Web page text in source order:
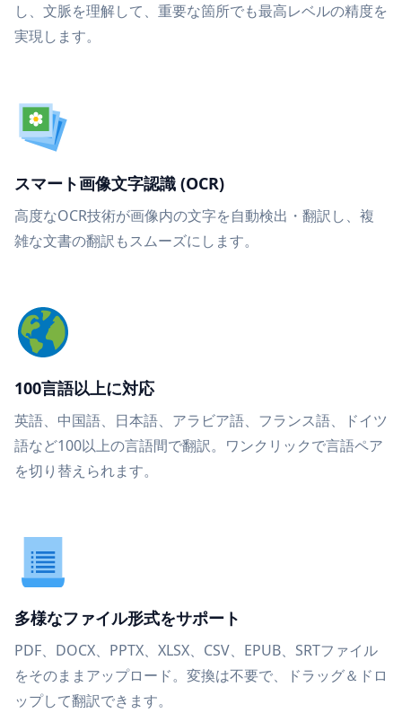
し、文脈を理解して、重要な箇所でも最高レベルの精度を
実現します。
スマート画像文字認識 (OCR)
高度なOCR技術が画像内の文字を自動検出・翻訳し、複
雑な文書の翻訳もスムーズにします。
100言語以上に対応
英語、中国語、日本語、アラビア語、フランス語、ドイツ
語など100以上の言語間で翻訳。ワンクリックで言語ペア
を切り替えられます。
多様なファイル形式をサポート
PDF、DOCX、PPTX、XLSX、CSV、EPUB、SRTファイル
をそのままアップロード。変換は不要で、ドラッグ＆ドロ
ップして翻訳できます。